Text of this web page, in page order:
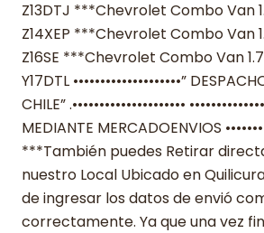
Z13DTJ ***Chevrolet Combo Van
Z14XEP ***Chevrolet Combo Van
Z16SE ***Chevrolet Combo Van
Y17DTL ••••••••••••••••••••”
CHILE” .•••••••••••••••••••••
MEDIANTE MERCADOENVIOS
***También puedes Retirar
nuestro Local Ubicado en
de ingresar los datos de envió
correctamente. Ya que una vez